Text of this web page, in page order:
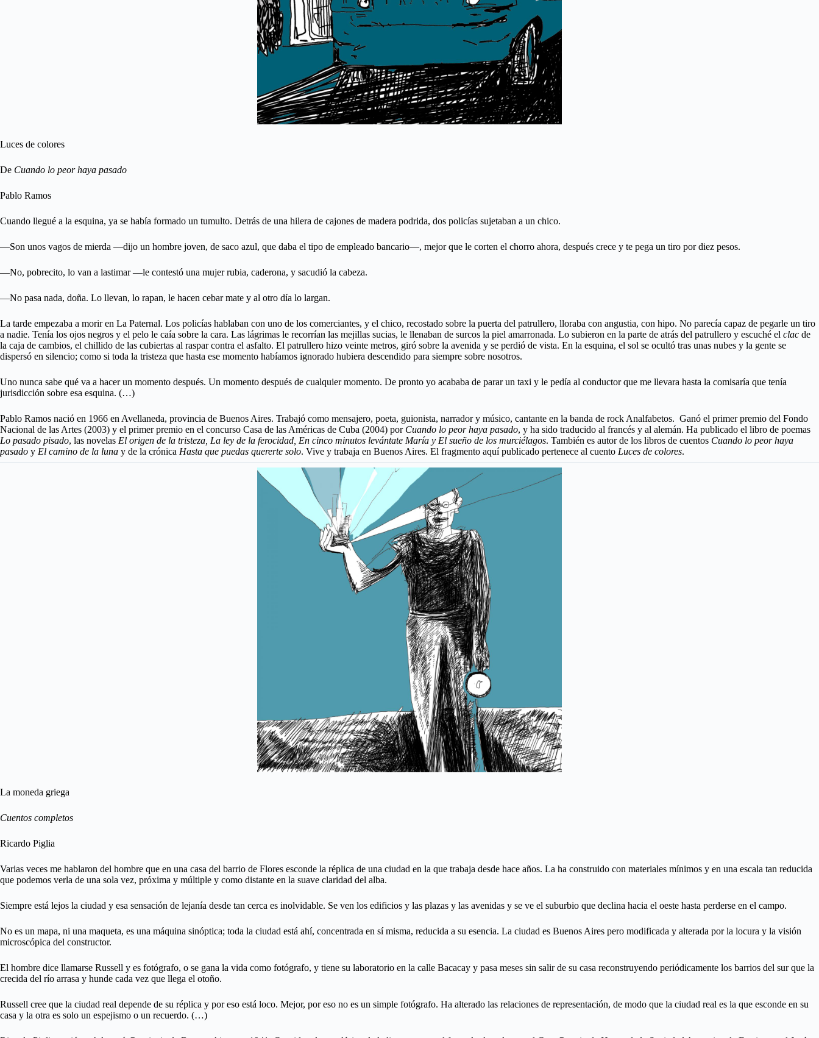
Luces de colores
De Cuando lo peor haya pasado
Pablo Ramos
Cuando llegué a la esquina, ya se había formado un tumulto. Detrás de una hilera de cajones de madera podrida, dos policías sujetaban a un chico.
—Son unos vagos de mierda —dijo un hombre joven, de saco azul, que daba el tipo de empleado bancario—, mejor que le corten el chorro ahora, después crece y te pega un tiro por diez pesos.
—No, pobrecito, lo van a lastimar —le contestó una mujer rubia, caderona, y sacudió la cabeza.
—No pasa nada, doña. Lo llevan, lo rapan, le hacen cebar mate y al otro día lo largan.
La tarde empezaba a morir en La Paternal. Los policías hablaban con uno de los comerciantes, y el chico, recostado sobre la puerta del patrullero, lloraba con angustia, con hipo. No parecía capaz de pegarle un tiro
a nadie. Tenía los ojos negros y el pelo le caía sobre la cara. Las lágrimas le recorrían las mejillas sucias, le llenaban de surcos la piel amarronada. Lo subieron en la parte de atrás del patrullero y escuché el clac de
la caja de cambios, el chillido de las cubiertas al raspar contra el asfalto. El patrullero hizo veinte metros, giró sobre la avenida y se perdió de vista. En la esquina, el sol se ocultó tras unas nubes y la gente se
dispersó en silencio; como si toda la tristeza que hasta ese momento habíamos ignorado hubiera descendido para siempre sobre nosotros.
Uno nunca sabe qué va a hacer un momento después. Un momento después de cualquier momento. De pronto yo acababa de parar un taxi y le pedía al conductor que me llevara hasta la comisaría que tenía
jurisdicción sobre esa esquina. (…)
Pablo Ramos nació en 1966 en Avellaneda, provincia de Buenos Aires. Trabajó como mensajero, poeta, guionista, narrador y músico, cantante en la banda de rock Analfabetos. Ganó el primer premio del Fondo
Nacional de las Artes (2003) y el primer premio en el concurso Casa de las Américas de Cuba (2004) por Cuando lo peor haya pasado, y ha sido traducido al francés y al alemán. Ha publicado el libro de poemas
Lo pasado pisado, las novelas El origen de la tristeza, La ley de la ferocidad, En cinco minutos levántate María y El sueño de los murciélagos. También es autor de los libros de cuentos Cuando lo peor haya
pasado y El camino de la luna y de la crónica Hasta que puedas quererte solo. Vive y trabaja en Buenos Aires. El fragmento aquí publicado pertenece al cuento Luces de colores.
La moneda griega
Cuentos completos
Ricardo Piglia
Varias veces me hablaron del hombre que en una casa del barrio de Flores esconde la réplica de una ciudad en la que trabaja desde hace años. La ha construido con materiales mínimos y en una escala tan reducida
que podemos verla de una sola vez, próxima y múltiple y como distante en la suave claridad del alba.
Siempre está lejos la ciudad y esa sensación de lejanía desde tan cerca es inolvidable. Se ven los edificios y las plazas y las avenidas y se ve el suburbio que declina hacia el oeste hasta perderse en el campo.
No es un mapa, ni una maqueta, es una máquina sinóptica; toda la ciudad está ahí, concentrada en sí misma, reducida a su esencia. La ciudad es Buenos Aires pero modificada y alterada por la locura y la visión
microscópica del constructor.
El hombre dice llamarse Russell y es fotógrafo, o se gana la vida como fotógrafo, y tiene su laboratorio en la calle Bacacay y pasa meses sin salir de su casa reconstruyendo periódicamente los barrios del sur que la
crecida del río arrasa y hunde cada vez que llega el otoño.
Russell cree que la ciudad real depende de su réplica y por eso está loco. Mejor, por eso no es un simple fotógrafo. Ha alterado las relaciones de representación, de modo que la ciudad real es la que esconde en su
casa y la otra es solo un espejismo o un recuerdo. (…)